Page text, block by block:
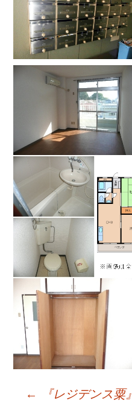
←
『レジデンス粟』